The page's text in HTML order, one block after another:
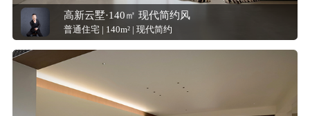
高新云墅·140㎡ 现代简约风
普通住宅 | 140m² | 现代简约